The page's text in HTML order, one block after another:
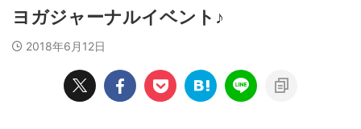
ヨガジャーナルイベント♪
2018年6月12日